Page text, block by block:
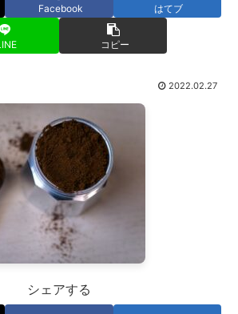
Facebook はてブ
コピー
2022.02.27
シェアする